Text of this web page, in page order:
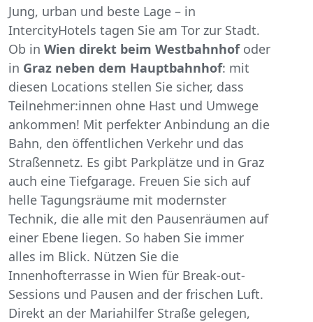
Jung, urban und beste Lage – in
IntercityHotels tagen Sie am Tor zur Stadt.
Ob in Wien direkt beim Westbahnhof oder
in Graz neben dem Hauptbahnhof: mit
diesen Locations stellen Sie sicher, dass
Teilnehmer:innen ohne Hast und Umwege
ankommen! Mit perfekter Anbindung an die
Bahn, den öffentlichen Verkehr und das
Straßennetz. Es gibt Parkplätze und in Graz
auch eine Tiefgarage. Freuen Sie sich auf
helle Tagungsräume mit modernster
Technik, die alle mit den Pausenräumen auf
einer Ebene liegen. So haben Sie immer
alles im Blick. Nützen Sie die
Innenhofterrasse in Wien für Break-out-
Sessions und Pausen and der frischen Luft.
Direkt an der Mariahilfer Straße gelegen,